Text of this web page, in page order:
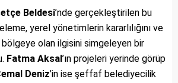
Beldesi’nde gerçekleştirilen bu
yerel yönetimlerin kararlılığını ve
olan ilgisini simgeleyen bir
Fatma Aksal ’ın projeleri yerinde görüp
Deniz’in ise şeffaf belediyecilik